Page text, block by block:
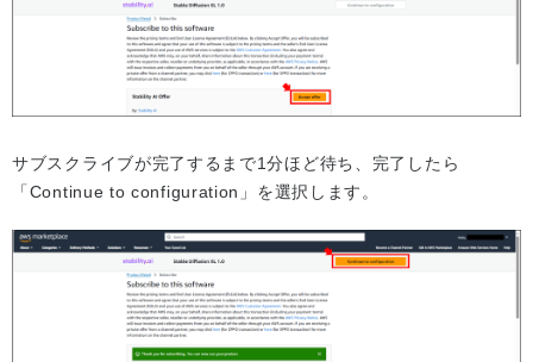
サブスクライブが完了するまで1分ほど待ち、完了したら
「Continue to configuration」を選択します。